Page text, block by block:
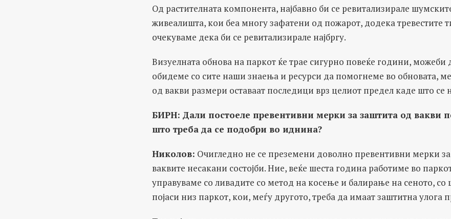
Од растителната компонента, најбавно би се ревитализирале
живеалишта, кои беа многу зафатени од пожарот, додека тревестите
очекуваме дека би се ревитализирале најбргу.
Визуелната обнова на паркот ќе трае сигурно повеќе години, можеби
обидеме со сите наши знаења и ресурси да помогнеме во обновата,
од вакви размери оставаат последици врз целиот предел каде што се
БИРН: Дали постоеле превентивни мерки за заштита од вакви
што треба да се подобри во иднина?
Николов: Очигледно не се преземени доволно превентивни мерки за
ваквите несакани состојби. Ние, веќе шеста година работиме во
управуваме со ливадите со метод на косење и балирање на сеното,
појаси низ паркот, кои, меѓу другото, треба да имаат заштитна улога